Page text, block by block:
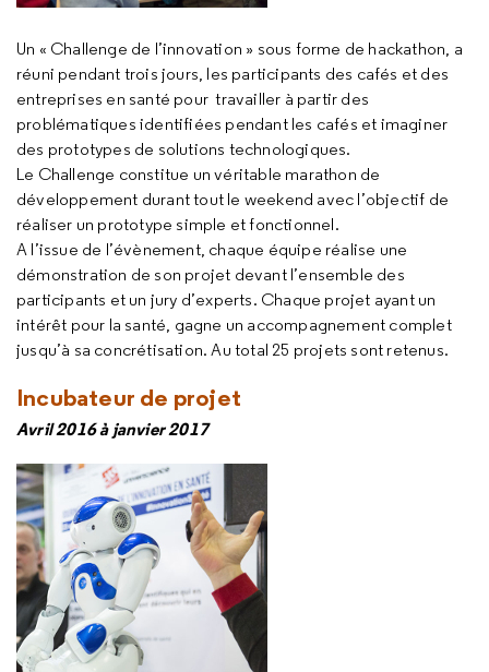
Un « Challenge de l’innovation » sous forme de hackathon, a
réuni pendant trois jours, les participants des cafés et des
entreprises en santé pour travailler à partir des
problématiques identifiées pendant les cafés et imaginer
des prototypes de solutions technologiques.
Le Challenge constitue un véritable marathon de
développement durant tout le weekend avec l’objectif de
réaliser un prototype simple et fonctionnel.
A l’issue de l’évènement, chaque équipe réalise une
démonstration de son projet devant l’ensemble des
participants et un jury d’experts. Chaque projet ayant un
intérêt pour la santé, gagne un accompagnement complet
jusqu’à sa concrétisation. Au total 25 projets sont retenus.
Incubateur de projet
Avril 2016 à janvier 2017